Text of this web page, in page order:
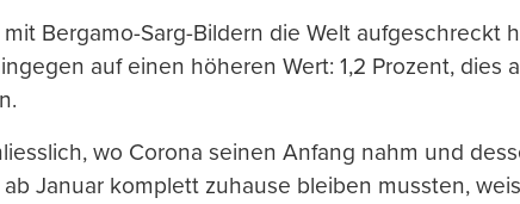
mit Bergamo-Sarg-Bildern die Welt aufgeschreckt
auf einen höheren Wert: 1,2 Prozent, dies
wo Corona seinen Anfang nahm und
Januar komplett zuhause bleiben mussten,